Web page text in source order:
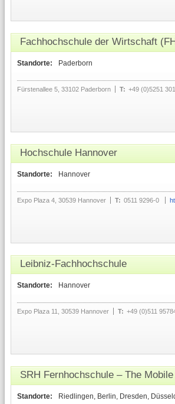
Fachhochschule der Wirtschaft
Standorte: Paderborn
Fürstenallee 5, 33102 Paderborn T: +49 (0)5251
Hochschule Hannover
Standorte: Hannover
Expo Plaza 4, 30539 Hannover T: 0511 9296-0
Leibniz-Fachhochschule
Standorte: Hannover
Expo Plaza 11, 30539 Hannover T: +49 (0)511
SRH Fernhochschule – The
Standorte: Riedlingen, Berlin, Dresden,